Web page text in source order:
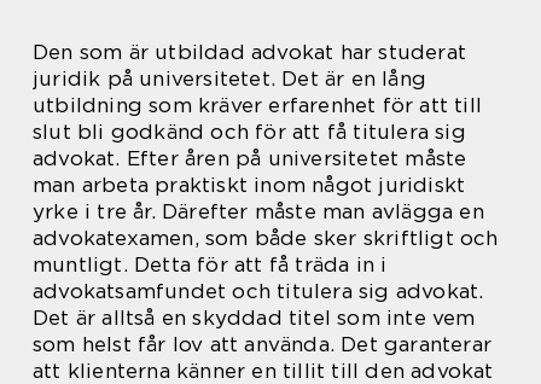
Den som är utbildad advokat har studerat
juridik på universitetet. Det är en lång
utbildning som kräver erfarenhet för att till
slut bli godkänd och för att få titulera sig
advokat. Efter åren på universitetet måste
man arbeta praktiskt inom något juridiskt
yrke i tre år. Därefter måste man avlägga en
advokatexamen, som både sker skriftligt och
muntligt. Detta för att få träda in i
advokatsamfundet och titulera sig advokat.
Det är alltså en skyddad titel som inte vem
som helst får lov att använda. Det garanterar
att klienterna känner en tillit till den advokat